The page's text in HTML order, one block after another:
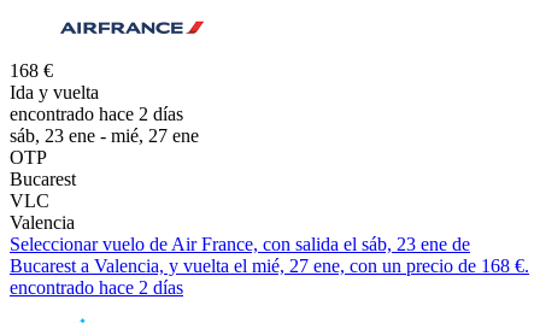
168 €
Ida y vuelta
encontrado hace 2 días
sáb, 23 ene - mié, 27 ene
OTP
Bucarest
VLC
Valencia
Seleccionar vuelo de Air France, con salida el sáb, 23 ene de
Bucarest a Valencia, y vuelta el mié, 27 ene, con un precio de 168 €.
encontrado hace 2 días